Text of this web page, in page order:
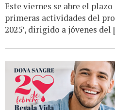
Este viernes se abre el
primeras actividades del
2025’, dirigido a jóvenes del